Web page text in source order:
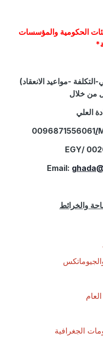
الحكومية والمؤسسات
*
-مواعيد الانعقاد)
من خلال
العلي
0096871556061
EGY/
Email:
والخرائط
الجغرافية